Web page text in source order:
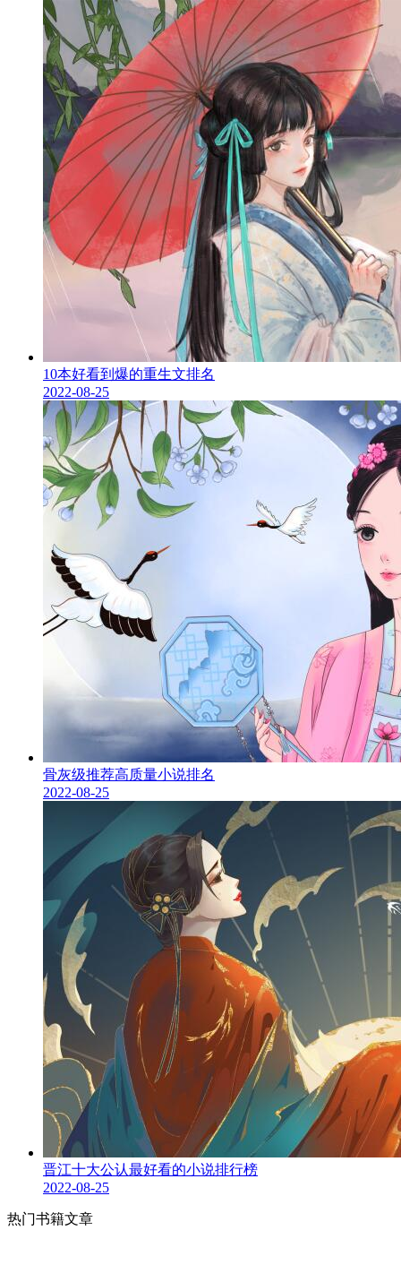
10本好看到爆的重生文排名
2022-08-25
骨灰级推荐高质量小说排名
2022-08-25
晋江十大公认最好看的小说排行榜
2022-08-25
热门书籍文章